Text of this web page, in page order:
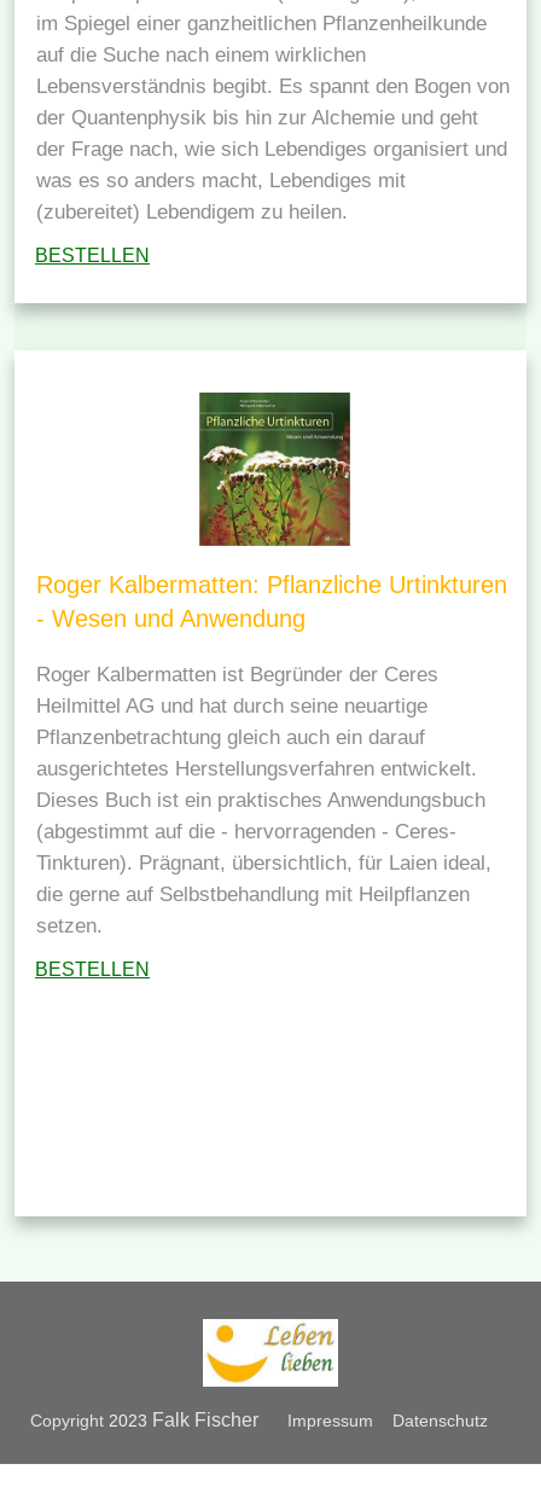
im Spiegel einer ganzheitlichen Pflanzenheilkunde
auf die Suche nach einem wirklichen
Lebensverständnis begibt. Es spannt den Bogen von
der Quantenphysik bis hin zur Alchemie und geht
der Frage nach, wie sich Lebendiges organisiert und
was es so anders macht, Lebendiges mit
(zubereitet) Lebendigem zu heilen.
BESTELLEN
Roger Kalbermatten: Pflanzliche Urtinkturen
- Wesen und Anwendung
Roger Kalbermatten ist Begründer der Ceres
Heilmittel AG und hat durch seine neuartige
Pflanzenbetrachtung gleich auch ein darauf
ausgerichtetes Herstellungsverfahren entwickelt.
Dieses Buch ist ein praktisches Anwendungsbuch
(abgestimmt auf die - hervorragenden - Ceres-
Tinkturen). Prägnant, übersichtlich, für Laien ideal,
die gerne auf Selbstbehandlung mit Heilpflanzen
setzen.
BESTELLEN
Copyright 2023 Falk Fischer Impressum Datenschutz